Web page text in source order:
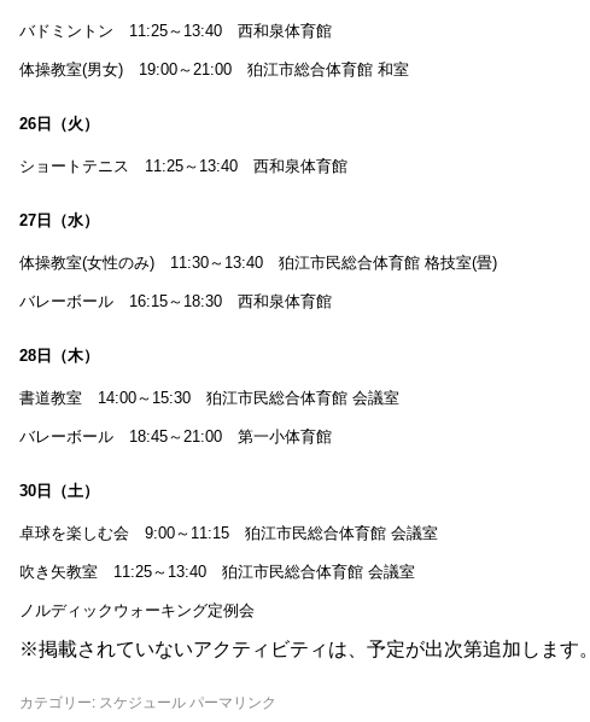
バドミントン 11:25～13:40 西和泉体育館
体操教室(男女) 19:00～21:00 狛江市総合体育館 和室
26日（火）
ショートテニス 11:25～13:40 西和泉体育館
27日（水）
体操教室(女性のみ) 11:30～13:40 狛江市民総合体育館 格技室(畳)
バレーボール 16:15～18:30 西和泉体育館
28日（木）
書道教室 14:00～15:30 狛江市民総合体育館 会議室
バレーボール 18:45～21:00 第一小体育館
30日（土）
卓球を楽しむ会 9:00～11:15 狛江市民総合体育館 会議室
吹き矢教室 11:25～13:40 狛江市民総合体育館 会議室
ノルディックウォーキング定例会
※掲載されていないアクティビティは、予定が出次第追加します。
カテゴリー: スケジュール パーマリンク